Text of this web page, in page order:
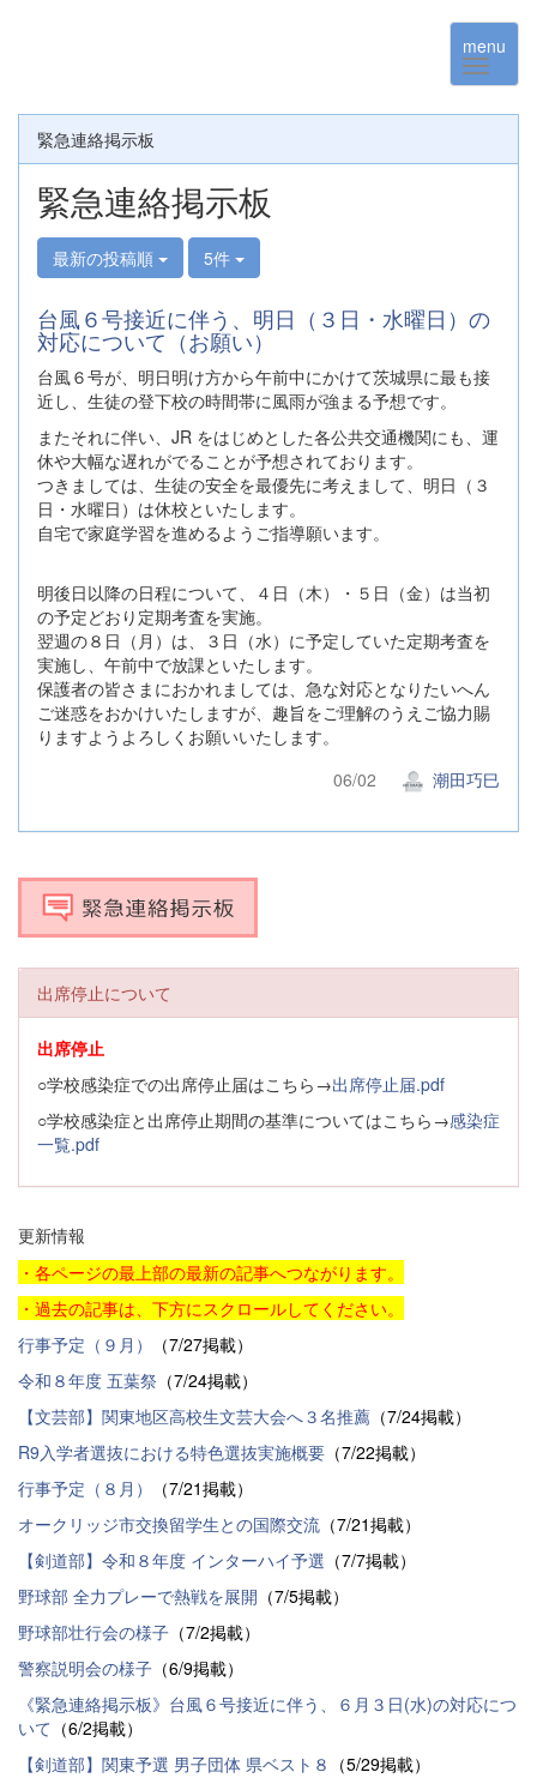
menu
緊急連絡掲示板
緊急連絡掲示板
最新の投稿順 5件
台風６号接近に伴う、明日（３日・水曜日）の
対応について（お願い）
台風６号が、明日明け方から午前中にかけて茨城県に最も接
近し、生徒の登下校の時間帯に風雨が強まる予想です。
またそれに伴い、JR をはじめとした各公共交通機関にも、運
休や大幅な遅れがでることが予想されております。
つきましては、生徒の安全を最優先に考えまして、明日（３
日・水曜日）は休校といたします。
自宅で家庭学習を進めるようご指導願います。
明後日以降の日程について、４日（木）・５日（金）は当初
の予定どおり定期考査を実施。
翌週の８日（月）は、３日（水）に予定していた定期考査を
実施し、午前中で放課といたします。
保護者の皆さまにおかれましては、急な対応となりたいへん
ご迷惑をおかけいたしますが、趣旨をご理解のうえご協力賜
りますようよろしくお願いいたします。
06/02
潮田巧巳
出席停止について
出席停止
○学校感染症での出席停止届はこちら→出席停止届.pdf
○学校感染症と出席停止期間の基準についてはこちら→感染症
一覧.pdf
更新情報
・各ページの最上部の最新の記事へつながります。
・過去の記事は、下方にスクロールしてください。
行事予定（９月）
（7/27掲載）
令和８年度 五葉祭 （7/24掲載）
【文芸部】関東地区高校生文芸大会へ３名推薦 （7/24掲載）
R9入学者選抜における特色選抜実施概要 （7/22掲載）
行事予定（８月）
（7/21掲載）
オークリッジ市交換留学生との国際交流 （7/21掲載）
【剣道部】令和８年度 インターハイ予選 （7/7掲載）
野球部 全力プレーで熱戦を展開 （7/5掲載）
野球部壮行会の様子 （7/2掲載）
警察説明会の様子 （6/9掲載）
《緊急連絡掲示板》台風６号接近に伴う、６月３日(水)の対応につ
いて （6/2掲載）
【剣道部】関東予選 男子団体 県ベスト８ （5/29掲載）